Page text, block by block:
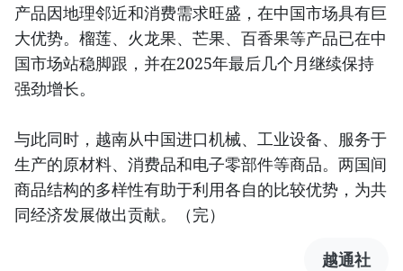
产品因地理邻近和消费需求旺盛，在中国市场具有巨
大优势。榴莲、火龙果、芒果、百香果等产品已在中
国市场站稳脚跟，并在2025年最后几个月继续保持
强劲增长。
与此同时，越南从中国进口机械、工业设备、服务于
生产的原材料、消费品和电子零部件等商品。两国间
商品结构的多样性有助于利用各自的比较优势，为共
同经济发展做出贡献。（完）
越通社